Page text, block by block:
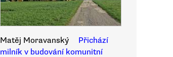
Matěj Moravanský
Přichází
milník v budování komunitní